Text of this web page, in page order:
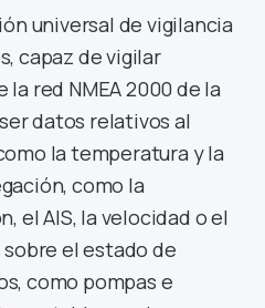
universal de vigilancia
capaz de vigilar
red NMEA 2000 de la
datos relativos al
la temperatura y la
como la
el AIS, la velocidad o el
el estado de
como pompas e